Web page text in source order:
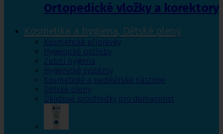
Ortopedické vložky a korektory
Kosmetika a hygiena, Dětské pleny
Kosmetické přípravky
Hygienické potřeby
Zubní hygiena
Hygienické systémy
Kosmetické a pedikérské nástroje
Dětské pleny
Úklidové prostředky pro domácnost